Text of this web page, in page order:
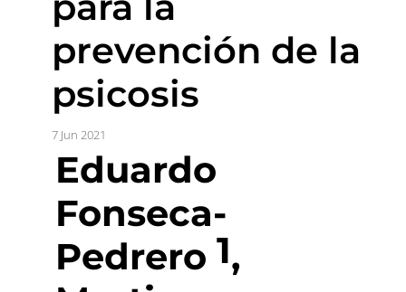
prevención de la
psicosis
7 Jun 2021
Eduardo
Fonseca-
Pedrero 1,